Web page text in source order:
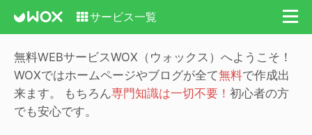
サービス一覧
無料WEBサービスWOX（ウォックス）へようこそ！
WOXではホームページやブログが全て無料で作成出
来ます。
もちろん専門知識は一切不要！ 初心者の方
でも安心です。